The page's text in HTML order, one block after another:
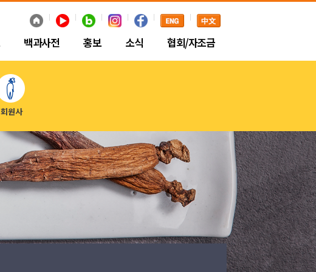
백과사전 홍보 소식 협회/자조금
회원사